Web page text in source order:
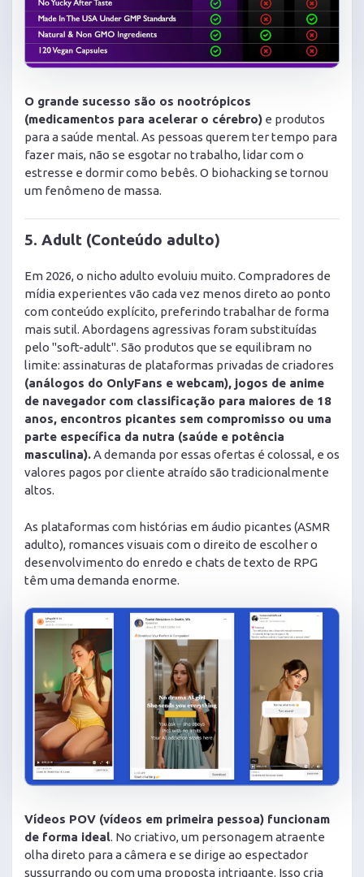
O grande sucesso são os nootrópicos
(medicamentos para acelerar o cérebro) e produtos
para a saúde mental. As pessoas querem ter tempo para
fazer mais, não se esgotar no trabalho, lidar com o
estresse e dormir como bebês. O biohacking se tornou
um fenômeno de massa.
5. Adult (Conteúdo adulto)
Em 2026, o nicho adulto evoluiu muito. Compradores de
mídia experientes vão cada vez menos direto ao ponto
com conteúdo explícito, preferindo trabalhar de forma
mais sutil. Abordagens agressivas foram substituídas
pelo "soft-adult". São produtos que se equilibram no
limite: assinaturas de plataformas privadas de criadores
(análogos do OnlyFans e webcam), jogos de anime
de navegador com classificação para maiores de 18
anos, encontros picantes sem compromisso ou uma
parte específica da nutra (saúde e potência
masculina).A demanda por essas ofertas é colossal, e os
valores pagos por cliente atraído são tradicionalmente
altos.
As plataformas com histórias em áudio picantes (ASMR
adulto), romances visuais com o direito de escolher o
desenvolvimento do enredo e chats de texto de RPG
têm uma demanda enorme.
Vídeos POV (vídeos em primeira pessoa) funcionam
de forma ideal. No criativo, um personagem atraente
olha direto para a câmera e se dirige ao espectador
sussurrando ou com uma proposta intrigante. Isso cria